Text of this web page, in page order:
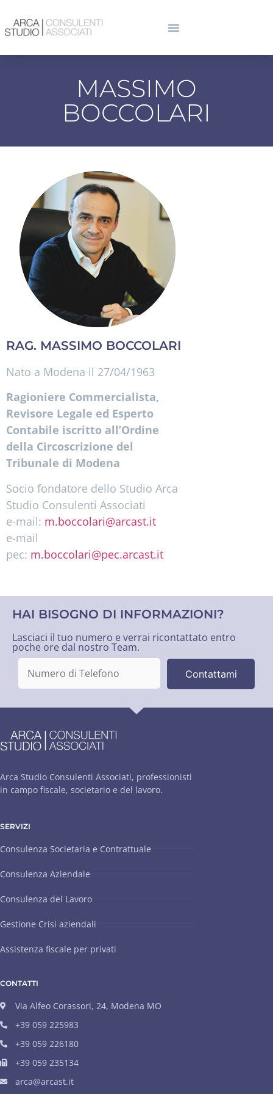
MASSIMO
BOCCOLARI
RAG. MASSIMO BOCCOLARI
Nato a Modena il 27/04/1963
Ragioniere Commercialista,
Revisore Legale ed Esperto
Contabile iscritto all’Ordine
della Circoscrizione del
Tribunale di Modena
Socio fondatore dello Studio Arca
Studio Consulenti Associati
e-mail: m.boccolari@arcast.it
e-mail
pec: m.boccolari@pec.arcast.it
HAI BISOGNO DI INFORMAZIONI?
Lasciaci il tuo numero e verrai ricontattato entro
poche ore dal nostro Team.
Arca Studio Consulenti Associati, professionisti
in campo fiscale, societario e del lavoro.
SERVIZI
Consulenza Societaria e Contrattuale
Consulenza Aziendale
Consulenza del Lavoro
Gestione Crisi aziendali
Assistenza fiscale per privati
CONTATTI
Via Alfeo Corassori, 24, Modena MO
+39 059 225983
+39 059 226180
+39 059 235134
arca@arcast.it